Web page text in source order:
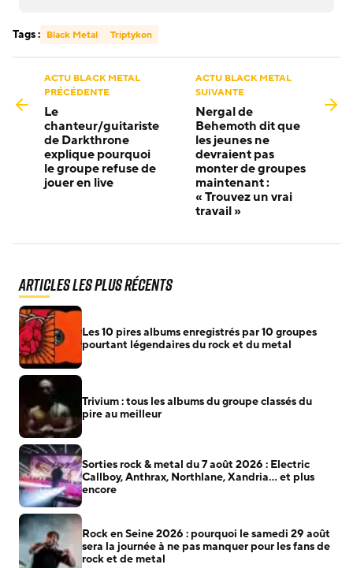
Tags : Black Metal Triptykon
ACTU BLACK METAL
PRÉCÉDENTE
Le
chanteur/guitariste
de Darkthrone
explique pourquoi
le groupe refuse de
jouer en live
ACTU BLACK METAL
SUIVANTE
Nergal de
Behemoth dit que
les jeunes ne
devraient pas
monter de groupes
maintenant :
« Trouvez un vrai
travail »
Articles les plus récents
Les 10 pires albums enregistrés par 10 groupes
pourtant légendaires du rock et du metal
Trivium : tous les albums du groupe classés du
pire au meilleur
Sorties rock & metal du 7 août 2026 : Electric
Callboy, Anthrax, Northlane, Xandria… et plus
encore
Rock en Seine 2026 : pourquoi le samedi 29 août
sera la journée à ne pas manquer pour les fans de
rock et de metal